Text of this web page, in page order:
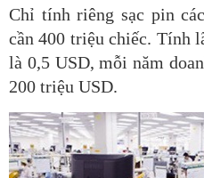
Chỉ tính riêng sạc pin
cần 400 triệu chiếc. Tính
là 0,5 USD, mỗi năm
200 triệu USD.